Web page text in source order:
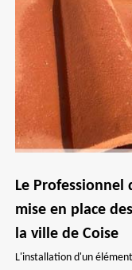
Le
mise en place
la ville de Coise
L'installation d'un